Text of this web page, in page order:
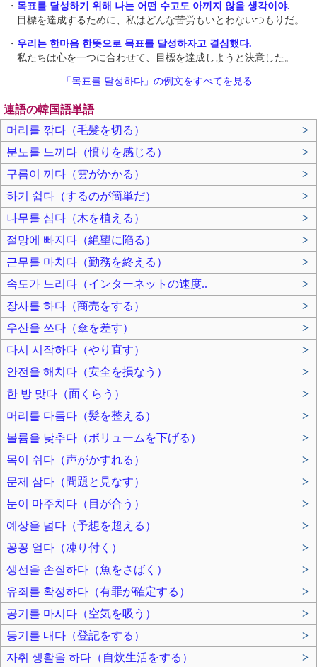
・ 목표를 달성하기 위해 나는 어떤 수고도 아끼지 않을 생각이야.
目標を達成するために、私はどんな苦労もいとわないつもりだ。
・ 우리는 한마음 한뜻으로 목표를 달성하자고 결심했다.
私たちは心を一つに合わせて、目標を達成しようと決意した。
「목표를 달성하다」の例文をすべてを見る
連語の韓国語単語
머리를 깎다（毛髪を切る）
>
분노를 느끼다（憤りを感じる）
>
구름이 끼다（雲がかかる）
>
하기 쉽다（するのが簡単だ）
>
나무를 심다（木を植える）
>
절망에 빠지다（絶望に陥る）
>
근무를 마치다（勤務を終える）
>
속도가 느리다（インターネットの速度..
>
장사를 하다（商売をする）
>
우산을 쓰다（傘を差す）
>
다시 시작하다（やり直す）
>
안전을 해치다（安全を損なう）
>
한 방 맞다（面くらう）
>
머리를 다듬다（髪を整える）
>
볼륨을 낮추다（ボリュームを下げる）
>
목이 쉬다（声がかすれる）
>
문제 삼다（問題と見なす）
>
눈이 마주치다（目が合う）
>
예상을 넘다（予想を超える）
>
꽁꽁 얼다（凍り付く）
>
생선을 손질하다（魚をさばく）
>
유죄를 확정하다（有罪が確定する）
>
공기를 마시다（空気を吸う）
>
등기를 내다（登記をする）
>
자취 생활을 하다（自炊生活をする）
>